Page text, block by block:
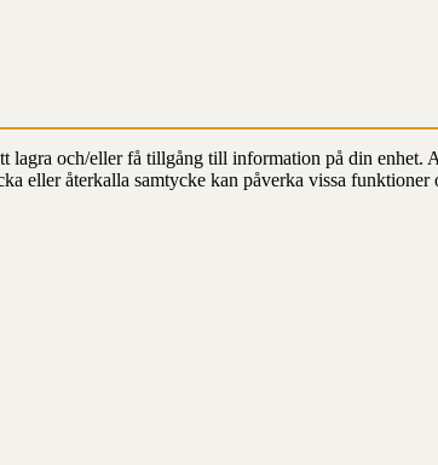
lagra och/eller få tillgång till information på din enhet.
eller återkalla samtycke kan påverka vissa funktioner